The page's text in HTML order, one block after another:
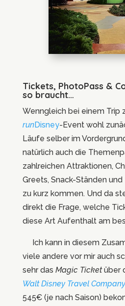
Tickets, PhotoPass &
so braucht…
Wenngleich bei einem Trip
runDisney-Event wohl
Läufe selber im
natürlich auch die
zahlreichen Attraktionen,
Greets, Snack-Ständen
zu kurz kommen. Und da
direkt die Frage, welche
diese Art Aufenthalt am
Ich kann in diesem
viele andere vor mir auch
sehr das Magic Ticketüber
Walt Disney Travel Company
545€ (je nach Saison)